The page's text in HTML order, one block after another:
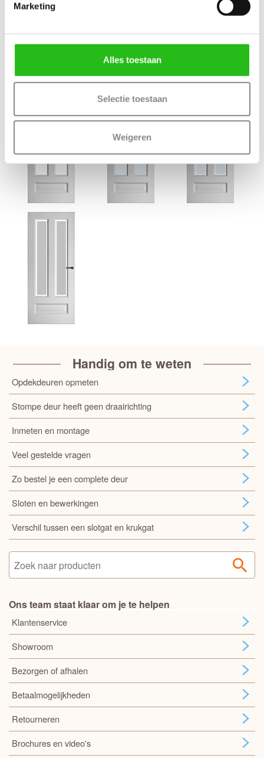
Marketing
Alles toestaan
Selectie toestaan
Weigeren
Terug
Bijpassende Weekamp deuren
Handig om te weten
Opdekdeuren opmeten
Stompe deur heeft geen draairichting
Inmeten en montage
Veel gestelde vragen
Zo bestel je een complete deur
Sloten en bewerkingen
Verschil tussen een slotgat en krukgat
Ons team staat klaar om je te helpen
Klantenservice
Showroom
Bezorgen of afhalen
Betaalmogelijkheden
Retourneren
Brochures en video's